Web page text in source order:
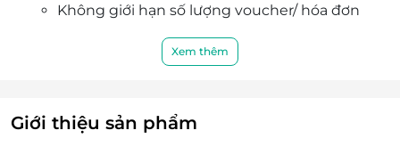
Không giới hạn số lượng voucher/ hóa đơn
đến để được phục vụ tốt nhất:
Thủ Đức, Thành phố Hồ Chí Minh
Hotline:
Xem thêm
Giới thiệu sản phẩm